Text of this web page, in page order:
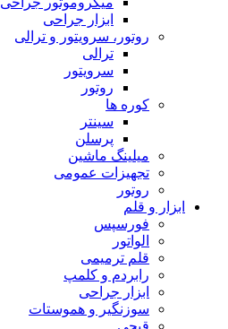
ابزار جراحی
روتور، سرویتور و ترالی
ترالی
سرویتور
روتور
کوره ها
سینتر
پرسلن
میلینگ ماشین
تجهیزات عمومی
روتور
ابزار و قلم
فورسپس
الواتور
قلم ترمیمی
رابردم و کلمپ
ابزار جراحی
سوزنگیر و هموستات
قیچی